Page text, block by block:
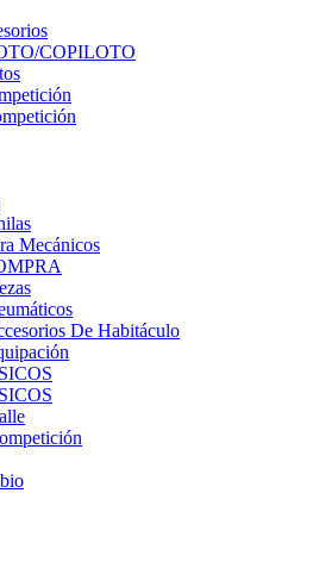
COPILOTO
Mecánicos
De Habitáculo